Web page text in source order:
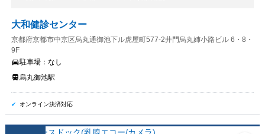
大和健診センター
京都府京都市中京区烏丸通御池下ル虎屋町577-2井門烏丸姉小路ビル 6・8・
9F
駐車場： なし
烏丸御池駅
オンライン決済対応